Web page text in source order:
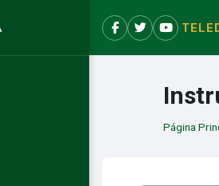
Facebook
X YouTube
Página